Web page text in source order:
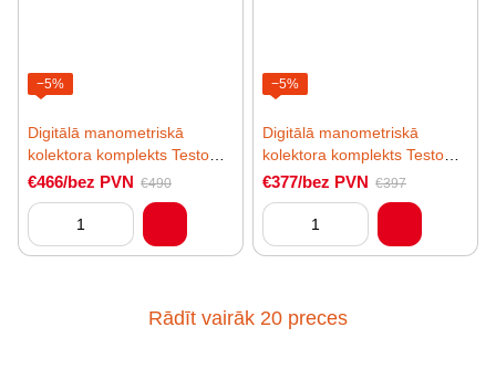
−5%
Digitālā manometriskā
kolektora komplekts Testo
550s Smart Kit ar bezvadu
cauruļu termometriem
€466/bez PVN €490
−5%
Digitālā manometriskā
kolektora komplekts Testo
550s Basic Kit ar vada spaiļu
temperatūras zondēm
€377/bez PVN €397
Rādīt vairāk 20 preces